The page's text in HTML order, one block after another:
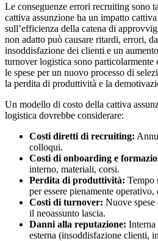
Le conseguenze errori recruiting sono
cattiva assunzione ha un impatto
sull’efficienza della catena di
non adatto può causare ritardi, errori,
insoddisfazione dei clienti e un
turnover logistica sono
le spese per un nuovo processo di
la perdita di produttività e la
Un modello di costo della cattiva
logistica dovrebbe considerare:
Costi diretti di recruiting:
colloqui.
Costi di onboarding e
interno, materiali, corsi.
Perdita di produttività: Tempo
per essere pienamente
Costi di turnover: Nuove
il neoassunto lascia.
Danni alla reputazione: Interna
esterna (insoddisfazione clienti,